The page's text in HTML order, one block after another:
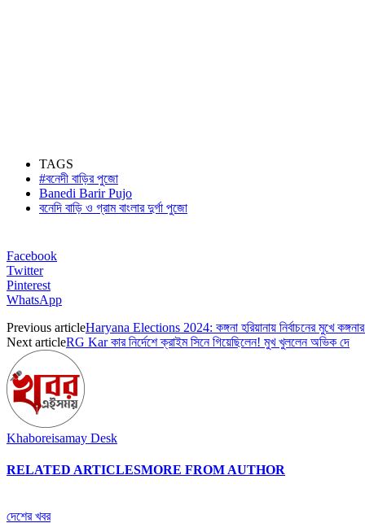
TAGS
#বনেদী বাড়ির পুজো
Banedi Barir Pujo
বনেদি বাড়ি ও গ্রাম বাংলার দুর্গা পুজো
Facebook
Twitter
Pinterest
WhatsApp
Previous articleHaryana Elections 2024: কঙ্গনা হরিয়ানায় নির্বাচনের মুখে
Next articleRG Kar কার নির্দেশে ক্রাইম সিনে গিয়েছিলেন! মুখ খুললেন অভিক দে
Khaboreisamay Desk
RELATED ARTICLESMORE FROM AUTHOR
দেশের খবর